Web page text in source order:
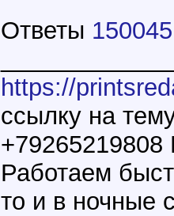
Ответы
https://
ссылку на
Работаем
то и в ночные